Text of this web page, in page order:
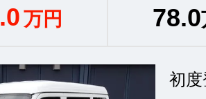
.0万円 78.0
初